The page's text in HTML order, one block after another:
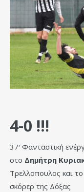
4-0 !!!
37′ Φανταστική
στο Δημήτρη
Τρελλοπουλος και
σκόρερ της Δόξας